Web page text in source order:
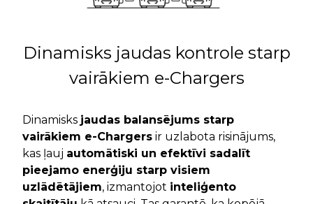
Dinamisks jaudas kontrole starp
vairākiem e-Chargers
Dinamisks jaudas balansējums starp
vairākiem e-Chargers ir uzlabota risinājums,
kas ļauj automātiski un efektīvi sadalīt
pieejamo enerģiju starp visiem
uzlādētājiem, izmantojot inteliģento